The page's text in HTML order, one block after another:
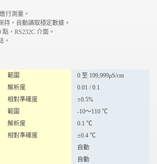
行測量。
持，自動讀取穩定數據。
，RS232C 介面。
。
範圍
0 至 199,999μS/cm
解析度
0.01 / 0.1
相對準確度
±0.5%
範圍 -10～110 ℃
解析度
0.1 ℃
相對準確度
±0.4 ℃
自動
自動